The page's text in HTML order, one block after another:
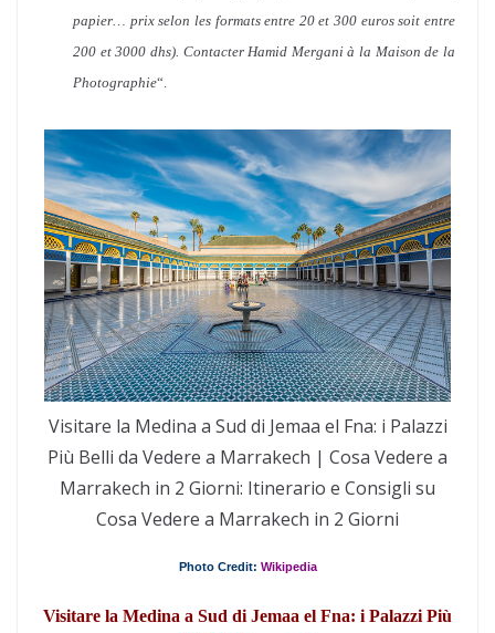
papier… prix selon les formats entre 20 et 300 euros soit entre
200 et 3000 dhs). Contacter Hamid Mergani à la Maison de la
Photographie“.
Visitare la Medina a Sud di Jemaa el Fna: i Palazzi
Più Belli da Vedere a Marrakech | Cosa Vedere a
Marrakech in 2 Giorni: Itinerario e Consigli su
Cosa Vedere a Marrakech in 2 Giorni
Photo Credit: Wikipedia
Visitare la Medina a Sud di Jemaa el Fna: i Palazzi Più